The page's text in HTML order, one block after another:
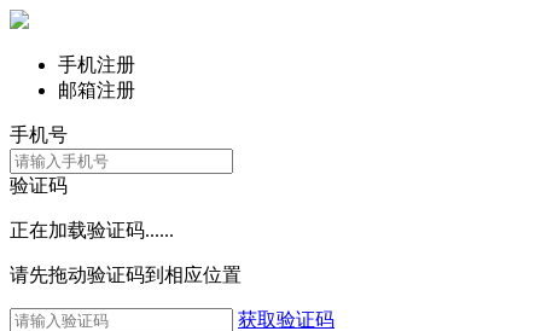
手机注册
邮箱注册
手机号
验证码
正在加载验证码......
请先拖动验证码到相应位置
获取验证码